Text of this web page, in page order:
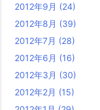
2012年9月 (24)
2012年8月 (39)
2012年7月 (28)
2012年6月 (16)
2012年3月 (30)
2012年2月 (15)